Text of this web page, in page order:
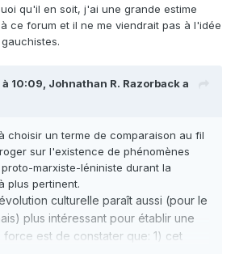
qu'il en soit, j'ai une grande estime
ce forum et il ne me viendrait pas à l'idée
10:09, Johnathan R. Razorbacka
choisir un terme de comparaison au fil
sur l'existence de phénomènes
marxiste-léniniste durant la
plus pertinent.
culturelle paraît aussi (pour le
plus intéressant pour établir une
force est de constater que: 1) cet